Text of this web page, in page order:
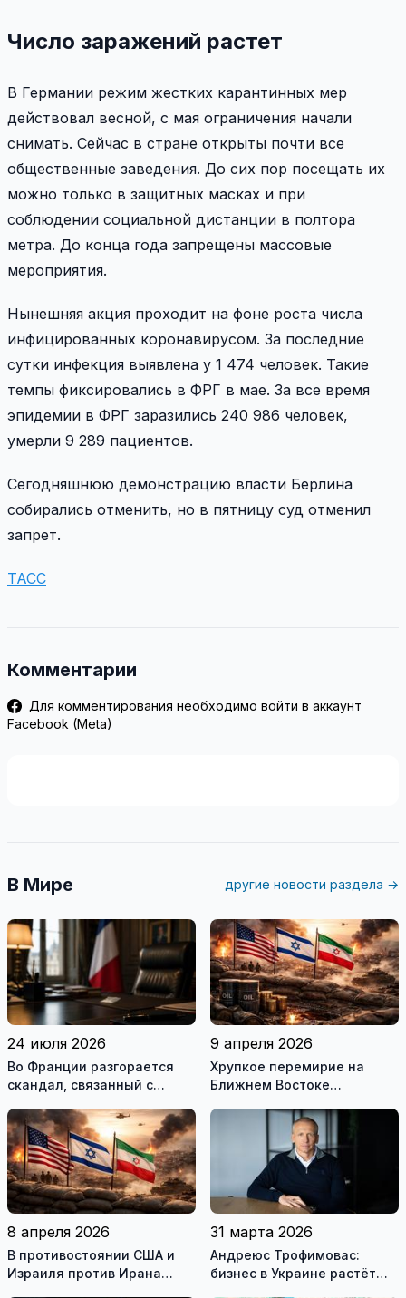
Число заражений растет
В Германии режим жестких карантинных мер
действовал весной, с мая ограничения начали
снимать. Сейчас в стране открыты почти все
общественные заведения. До сих пор посещать их
можно только в защитных масках и при
соблюдении социальной дистанции в полтора
метра. До конца года запрещены массовые
мероприятия.
Нынешняя акция проходит на фоне роста числа
инфицированных коронавирусом. За последние
сутки инфекция выявлена у 1 474 человек. Такие
темпы фиксировались в ФРГ в мае. За все время
эпидемии в ФРГ заразились 240 986 человек,
умерли 9 289 пациентов.
Сегодняшнюю демонстрацию власти Берлина
собирались отменить, но в пятницу суд отменил
запрет.
ТАСС
Комментарии
Для комментирования необходимо войти в аккаунт
Facebook (Meta)
В Мире другие новости раздела →
24 июля 2026
Во Франции разгорается
скандал, связанный с
государственными
служащими
9 апреля 2026
Хрупкое перемирие на
Ближнем Востоке
8 апреля 2026
В противостоянии США и
Израиля против Ирана
31 марта 2026
Андреюс Трофимовас:
бизнес в Украине растёт